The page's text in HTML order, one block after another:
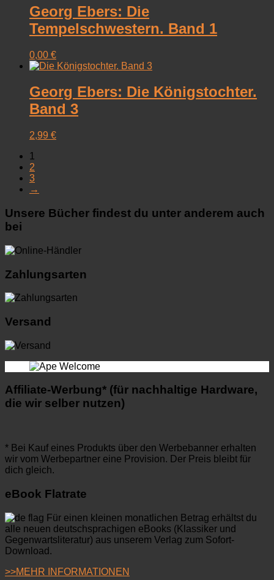
Georg Ebers: Die
Tempelschwestern. Band 1
0,00 €
Georg Ebers: Die Königstochter.
Band 3
2,99 €
1
2
3
→
Unsere Bücher findest du unter anderem auch
bei
Zahlungsarten
Versand
Affiliate-Werbung* (für nachhaltige Hardware,
die wir selber nutzen)
* Bei Kauf eines Produkts über den Werbebanner erhalten
wir vom Werbepartner eine Provision. Der Preis bleibt für
dich gleich.
eBook Flatrate
Für einen kleinen monatlichen Betrag erhältst du
alle neuen deutschsprachigen eBooks (Klassiker und
Gegenwartsliteratur) aus unserem Verlag zum Sofort-
Download.
>>MEHR INFORMATIONEN